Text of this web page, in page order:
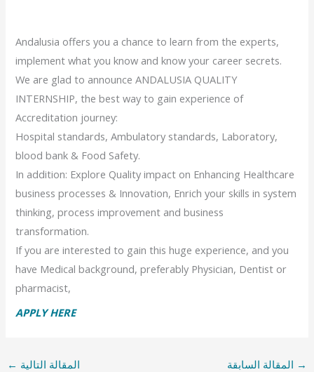
Andalusia offers you a chance to learn from the experts,
implement what you know and know your career secrets.
We are glad to announce ANDALUSIA QUALITY
INTERNSHIP, the best way to gain experience of
Accreditation journey:
Hospital standards, Ambulatory standards, Laboratory,
blood bank & Food Safety.
In addition: Explore Quality impact on Enhancing Healthcare
business processes & Innovation, Enrich your skills in system
thinking, process improvement and business
transformation.
If you are interested to gain this huge experience, and you
have Medical background, preferably Physician, Dentist or
pharmacist,
APPLY HERE
→ المقالة السابقة المقالة التالية ←